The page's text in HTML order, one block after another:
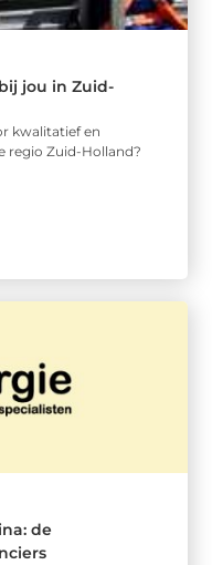
jou in Zuid-
kwalitatief en
regio Zuid-Holland?
de